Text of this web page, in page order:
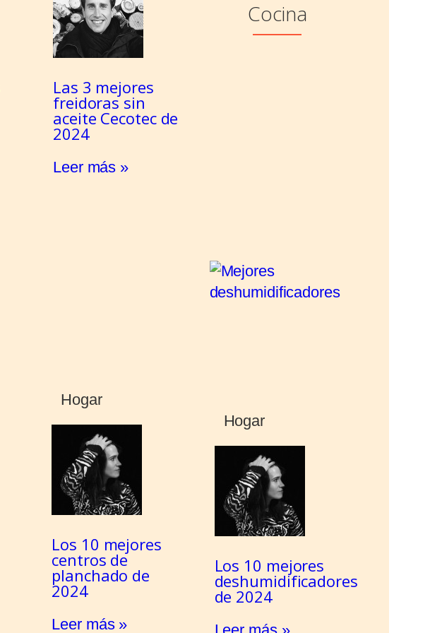
Las 3 mejores
freidoras sin
aceite Cecotec de
2024
Leer más »
Cocina
Hogar
Los 10 mejores
centros de
planchado de
2024
Leer más »
Hogar
Los 10 mejores
deshumidificadores
de 2024